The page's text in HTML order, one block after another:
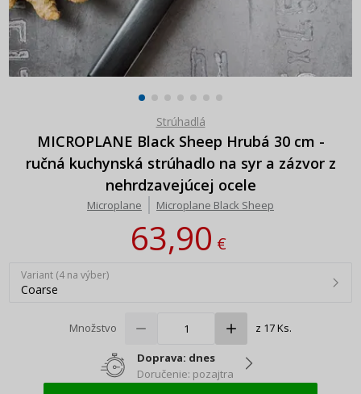
Strúhadlá
MICROPLANE Black Sheep Hrubá 30 cm -
ručná kuchynská strúhadlo na syr a zázvor z
nehrdzavejúcej ocele
Microplane Microplane Black Sheep
63,90€
Variant (4 na výber)
Coarse
Množstvo z 17 Ks.
Doprava: dnes
Doručenie: pozajtra